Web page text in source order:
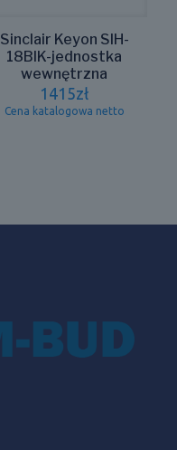
Sinclair Keyon SIH-
18BIK-jednostka
wewnętrzna
1415zł
Cena katalogowa netto